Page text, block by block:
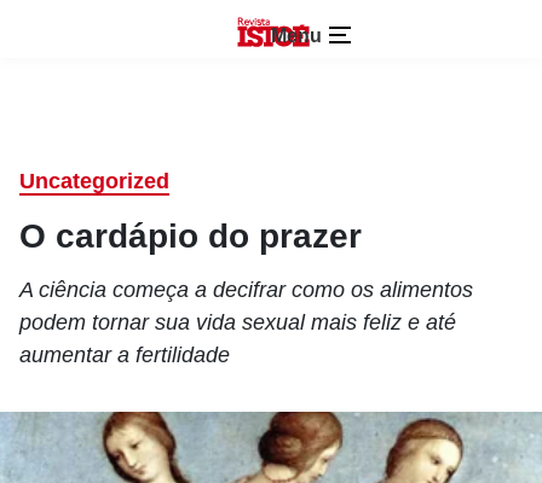
Menu
Uncategorized
O cardápio do prazer
A ciência começa a decifrar como os alimentos
podem tornar sua vida sexual mais feliz e até
aumentar a fertilidade